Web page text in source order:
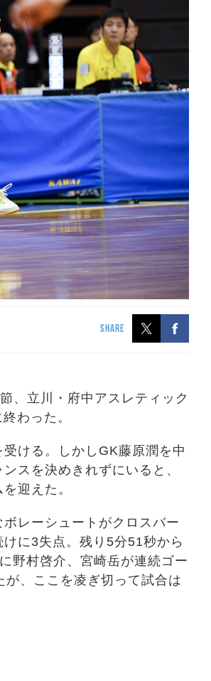
SHARE
、立川・府中アスレティック
わった。
ける。しかしGK藤原潤を中
スを決めきれずにいると、
迎えた。
レーシュートがクロスバー
に3失点。残り5分51秒から
野村啓介、宮崎岳が連続ゴー
、ここを凌ぎ切って試合は